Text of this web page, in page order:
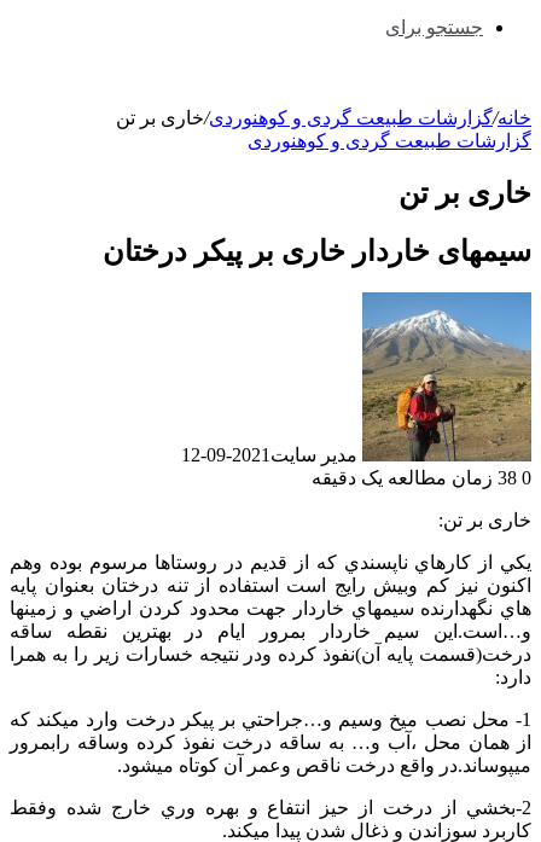
جستجو برای
خانه/گزارشات طبیعت گردی و کوهنوردی/خاری بر تن
گزارشات طبیعت گردی و کوهنوردی
خاری بر تن
سیمهای خاردار خاری بر پیکر درختان
مدیر سایت 2021-09-12
0
زمان مطالعه یک دقیقه
خاری بر تن:
يكي از كارهاي ناپسندي كه از قديم در روستاها مرسوم بوده وهم
اكنون نيز كم وبيش رايج است استفاده از تنه درختان بعنوان پايه
هاي نگهدارنده سيمهاي خاردار جهت محدود كردن اراضي و زمينها
و…است.اين سيم خاردار بمرور ايام در بهترين نقطه ساقه
درخت(قسمت پايه آن)نفوذ كرده ودر نتيجه خسارات زير را به همرا
دارد:
1- محل نصب ميخ وسيم و…جراحتي بر پيكر درخت وارد ميكند كه
از همان محل ،آب و… به ساقه درخت نفوذ كرده وساقه رابمرور
ميپوساند.در واقع درخت ناقص وعمر آن كوتاه ميشود.
2-بخشي از درخت از حيز انتفاع و بهره وري خارج شده وفقط
كاربرد سوزاندن و ذغال شدن پيدا ميكند.